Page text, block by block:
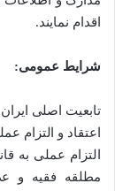
اقدام نمایند.
شرایط عمومی:
تابعیت اصلی
اعتقاد و التزام
التزام عملی به
مطلقه فقیه و